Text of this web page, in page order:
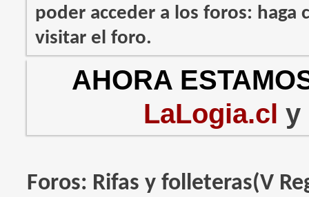
poder acceder a los foros: haga
visitar el foro.
AHORA
LaLogia.cl y
Foros: Rifas y folleteras(V